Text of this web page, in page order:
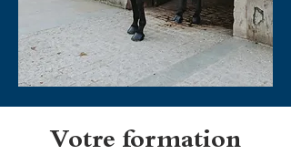
Votre formation